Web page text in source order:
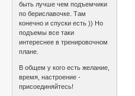
быть лучше чем подъемчики
по бериславочке. Там
конечно и спуски есть )) Но
подъемы все таки
интереснее в тренировочном
плане.
В общем у кого есть желание,
время, настроение -
присоединяйтесь!